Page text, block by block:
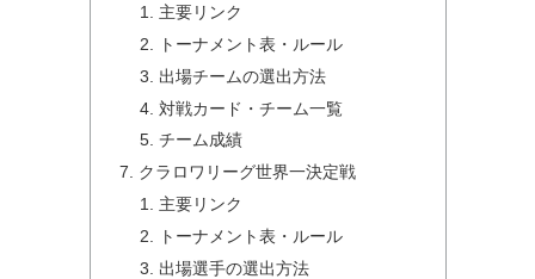
主要リンク
トーナメント表・ルール
出場チームの選出方法
対戦カード・チーム一覧
チーム成績
クラロワリーグ世界一決定戦
主要リンク
トーナメント表・ルール
出場選手の選出方法